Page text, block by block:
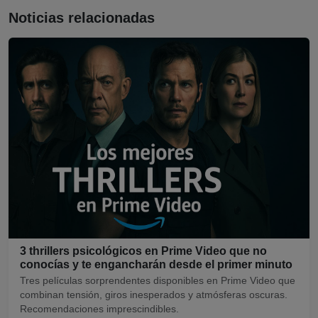
Noticias relacionadas
3 thrillers psicológicos en Prime Video que no
conocías y te engancharán desde el primer minuto
Tres películas sorprendentes disponibles en Prime Video que
combinan tensión, giros inesperados y atmósferas oscuras.
Recomendaciones imprescindibles.